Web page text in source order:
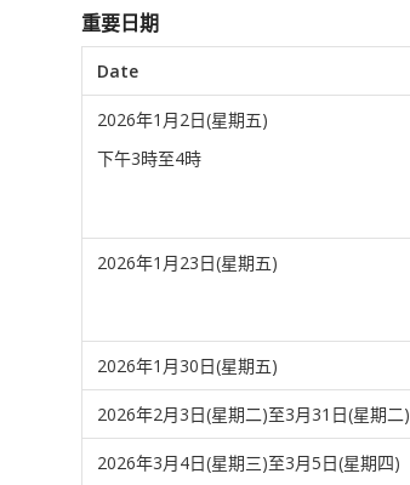
重要日期
Date
2026年1月2日(星期五)
下午3時至4時
2026年1月23日(星期五)
2026年1月30日(星期五)
2026年2月3日(星期二)至3月31日(星期二)
2026年3月4日(星期三)至3月5日(星期四)